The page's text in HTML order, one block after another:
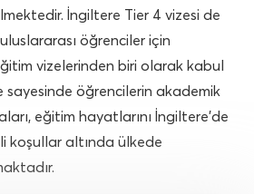
İngiltere Tier 4 vizesi de
öğrenciler için
vizelerinden biri olarak kabul
sayesinde öğrencilerin akademik
eğitim hayatlarını İngiltere’de
koşullar altında ülkede